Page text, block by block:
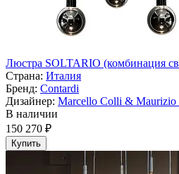
Люстра SOLTARIO (комбинация
Страна: Италия
Бренд: Contardi
Дизайнер: Marcello Colli & Maurizio
В наличии
150 270 ₽
Купить